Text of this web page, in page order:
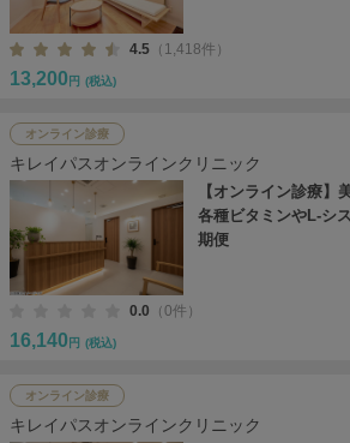
4.5 （1,418件）
13,200 円 (税込)
オンライン診療
キレイパスオンラインクリニック
【オンライン診療】
各種ビタミンやL-シ
期便
0.0 （0件）
16,140 円 (税込)
オンライン診療
キレイパスオンラインクリニック